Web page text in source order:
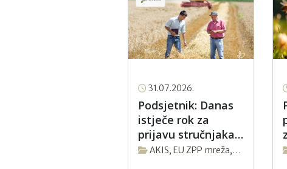
31.07.2026.
Podsjetnik: Danas
istječe rok za
prijavu stručnjaka
u tri nove fokus
AKIS, EU ZPP mreža,